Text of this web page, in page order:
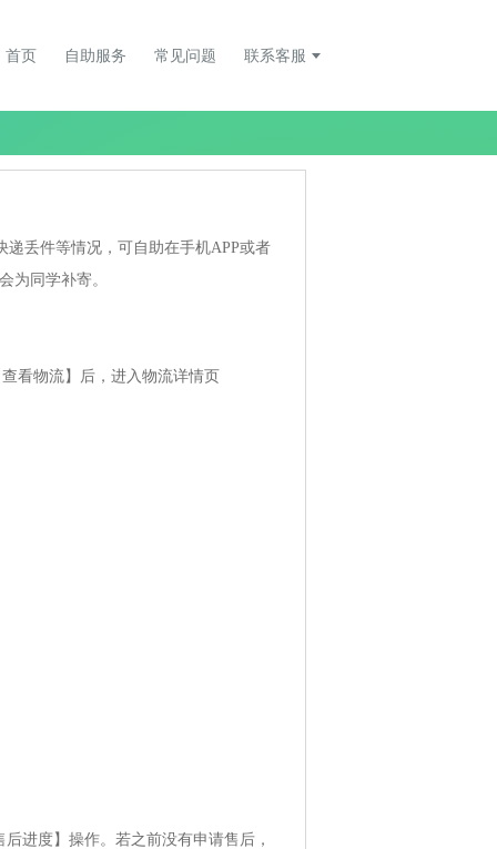
首页 自助服务 常见问题 联系客服
丢件等情况，可自助在手机APP或者
为同学补寄。
看物流】后，进入物流详情页
进度】操作。若之前没有申请售后，